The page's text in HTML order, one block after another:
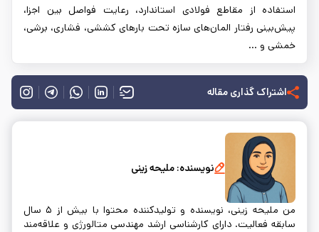
استفاده از مقاطع فولادی استاندارد، رعایت فواصل بین اجزا،
پیش‌بینی رفتار المان‌های سازه تحت بارهای کششی، فشاری، برشی،
خمشی و ...
اشتراک گذاری مقاله
نویسنده: ملیحه زینی
من ملیحه زینی، نویسنده و تولیدکننده محتوا با بیش از ۵ سال
سابقه فعالیت. دارای کارشناسی ارشد مهندسی متالورژی و علاقه‌مند